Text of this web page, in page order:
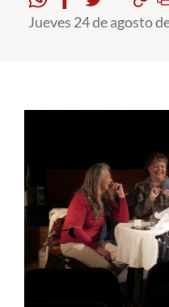
Estudiantes
Jueves 24 de agosto